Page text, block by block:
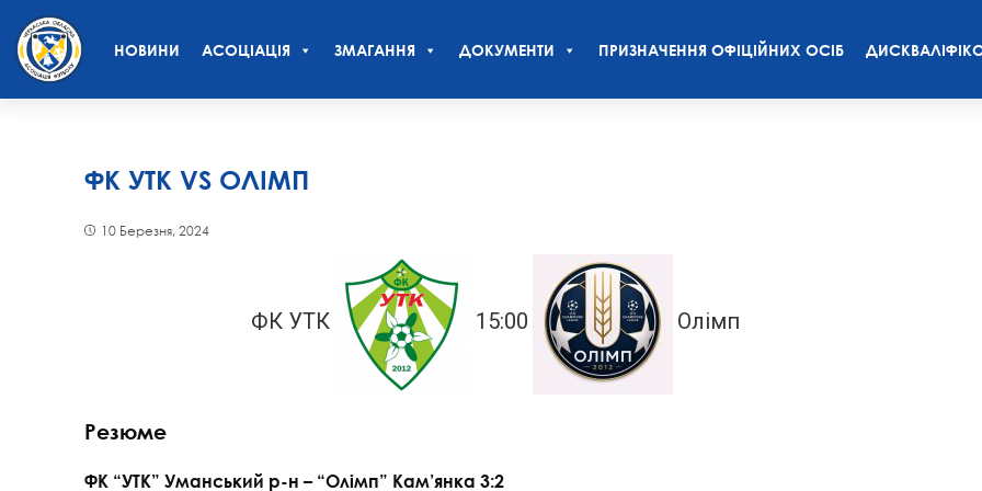
НОВИНИ АСОЦІАЦІЯ ЗМАГАННЯ ДОКУМЕНТИ ПРИЗНАЧЕННЯ ОФІЦІЙНИХ ОСІБ
ФК УТК VS ОЛІМП
10 Березня, 2024
ФК УТК 15:00 Олімп
Резюме
ФК “УТК” Уманський р-н – “Олімп” Кам’янка 3:2